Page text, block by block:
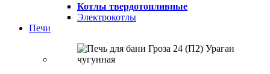
Котлы твердотопливные
Электрокотлы
Печи